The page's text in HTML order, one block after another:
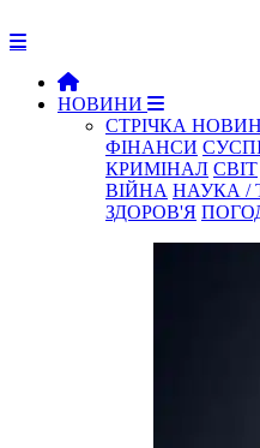
НОВИНИ
СТРІЧКА НОВИН
ФІНАНСИ
КРИМІНАЛ СВІТ
ВІЙНА НАУКА /
ЗДОРОВ'Я